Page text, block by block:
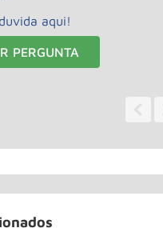
aqui!
PERGUNTA